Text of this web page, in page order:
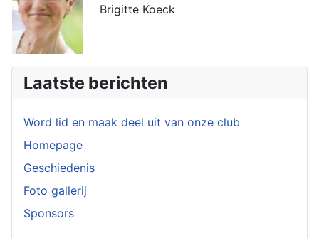
Brigitte Koeck
Laatste berichten
Word lid en maak deel uit van onze club
Homepage
Geschiedenis
Foto gallerij
Sponsors